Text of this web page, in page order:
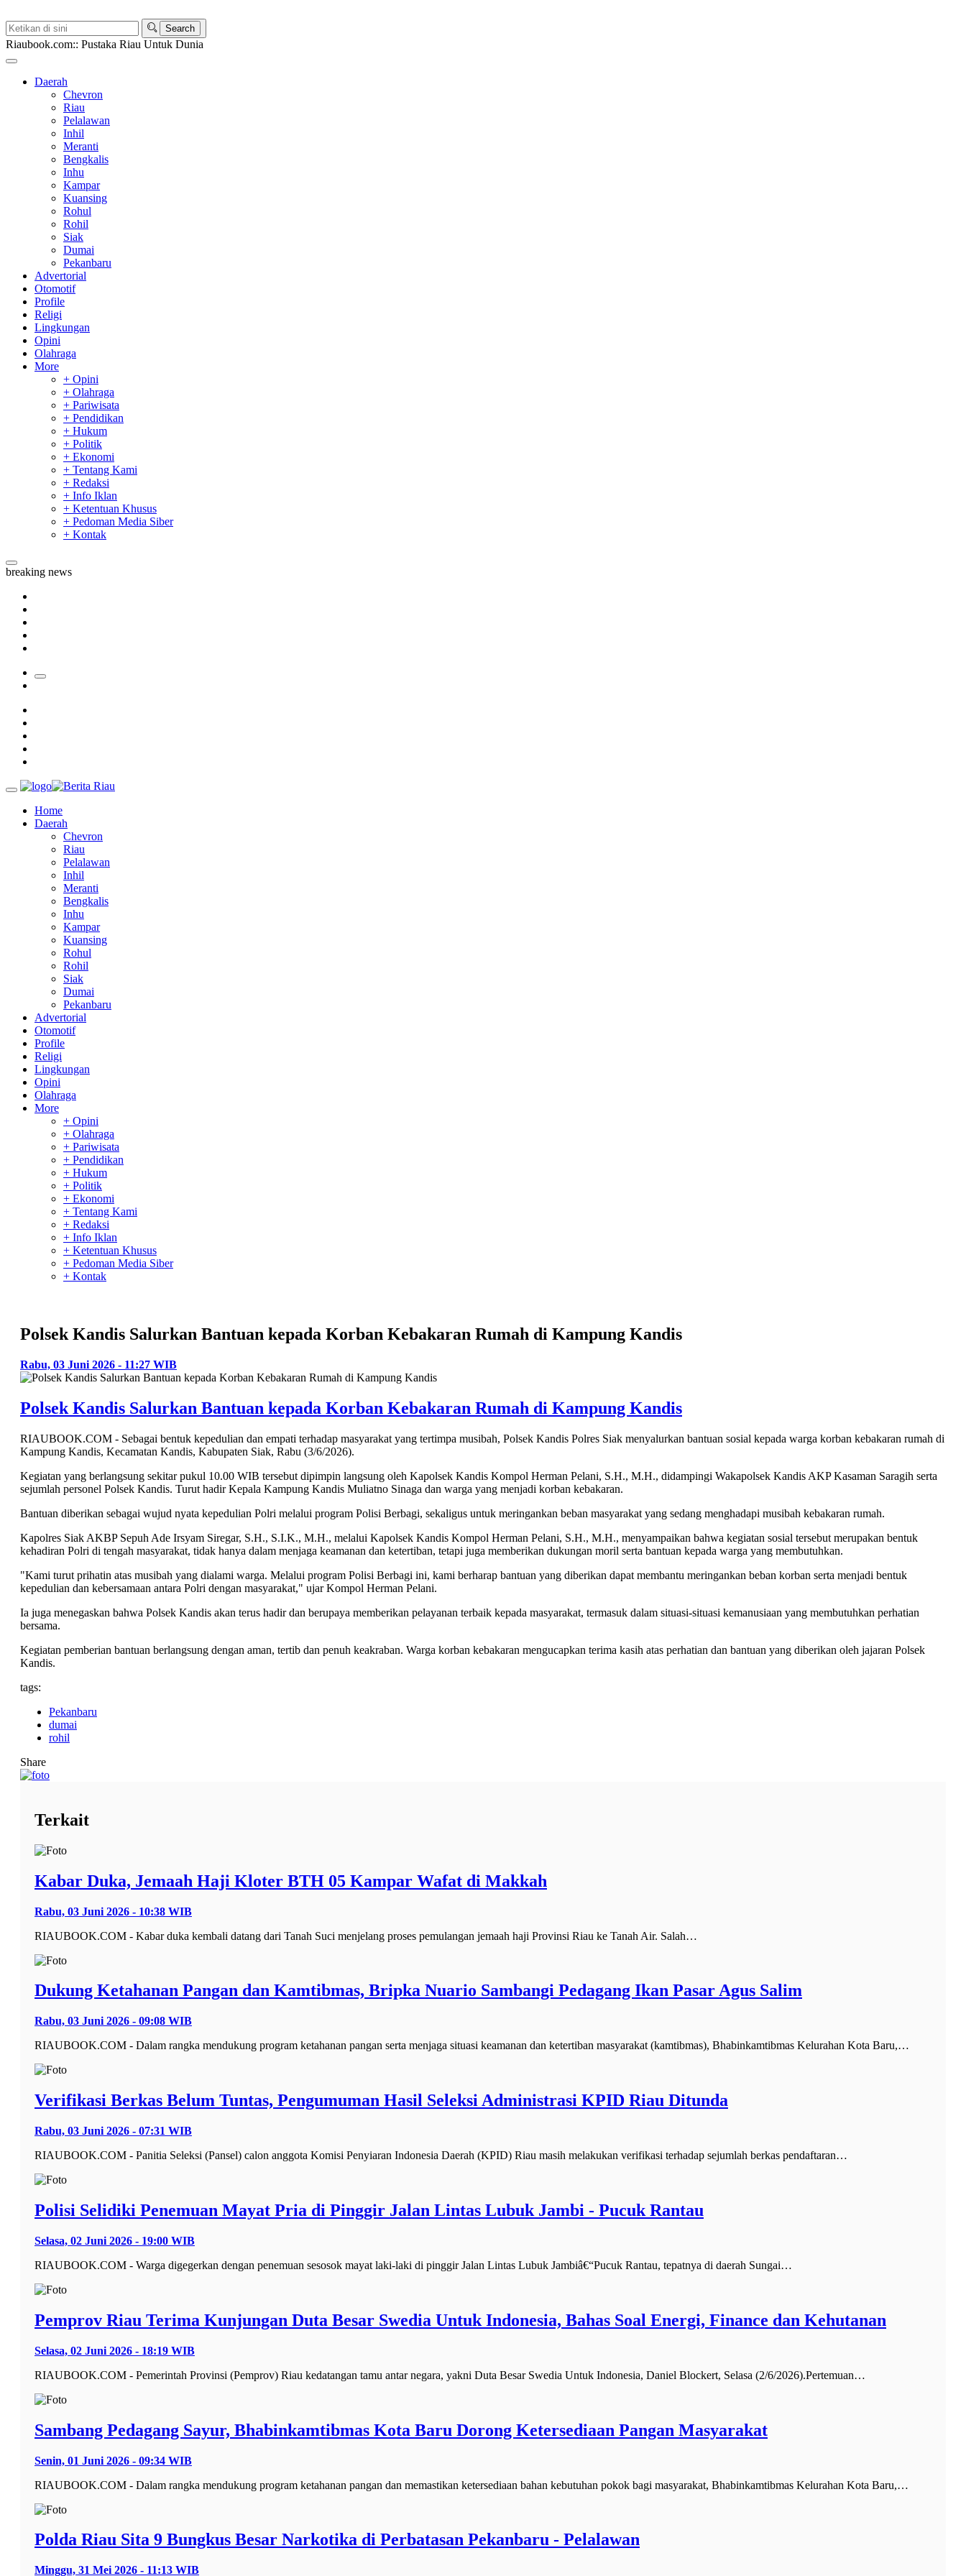
Riaubook.com:: Pustaka Riau Untuk Dunia
Daerah
Chevron
Riau
Pelalawan
Inhil
Meranti
Bengkalis
Inhu
Kampar
Kuansing
Rohul
Rohil
Siak
Dumai
Pekanbaru
Advertorial
Otomotif
Profile
Religi
Lingkungan
Opini
Olahraga
More
+ Opini
+ Olahraga
+ Pariwisata
+ Pendidikan
+ Hukum
+ Politik
+ Ekonomi
+ Tentang Kami
+ Redaksi
+ Info Iklan
+ Ketentuan Khusus
+ Pedoman Media Siber
+ Kontak
breaking news
Home
Daerah
Chevron
Riau
Pelalawan
Inhil
Meranti
Bengkalis
Inhu
Kampar
Kuansing
Rohul
Rohil
Siak
Dumai
Pekanbaru
Advertorial
Otomotif
Profile
Religi
Lingkungan
Opini
Olahraga
More
+ Opini
+ Olahraga
+ Pariwisata
+ Pendidikan
+ Hukum
+ Politik
+ Ekonomi
+ Tentang Kami
+ Redaksi
+ Info Iklan
+ Ketentuan Khusus
+ Pedoman Media Siber
+ Kontak
Polsek Kandis Salurkan Bantuan kepada Korban Kebakaran Rumah di Kampung Kandis
Rabu, 03 Juni 2026 - 11:27 WIB
Polsek Kandis Salurkan Bantuan kepada Korban Kebakaran Rumah di Kampung Kandis
RIAUBOOK.COM - Sebagai bentuk kepedulian dan empati terhadap masyarakat yang tertimpa musibah, Polsek Kandis Polres Siak menyalurkan bantuan sosial kepada warga korban kebakaran rumah di
Kampung Kandis, Kecamatan Kandis, Kabupaten Siak, Rabu (3/6/2026).
Kegiatan yang berlangsung sekitar pukul 10.00 WIB tersebut dipimpin langsung oleh Kapolsek Kandis Kompol Herman Pelani, S.H., M.H., didampingi Wakapolsek Kandis AKP Kasaman Saragih serta
sejumlah personel Polsek Kandis. Turut hadir Kepala Kampung Kandis Muliatno Sinaga dan warga yang menjadi korban kebakaran.
Bantuan diberikan sebagai wujud nyata kepedulian Polri melalui program Polisi Berbagi, sekaligus untuk meringankan beban masyarakat yang sedang menghadapi musibah kebakaran rumah.
Kapolres Siak AKBP Sepuh Ade Irsyam Siregar, S.H., S.I.K., M.H., melalui Kapolsek Kandis Kompol Herman Pelani, S.H., M.H., menyampaikan bahwa kegiatan sosial tersebut merupakan bentuk
kehadiran Polri di tengah masyarakat, tidak hanya dalam menjaga keamanan dan ketertiban, tetapi juga memberikan dukungan moril serta bantuan kepada warga yang membutuhkan.
"Kami turut prihatin atas musibah yang dialami warga. Melalui program Polisi Berbagi ini, kami berharap bantuan yang diberikan dapat membantu meringankan beban korban serta menjadi bentuk
kepedulian dan kebersamaan antara Polri dengan masyarakat," ujar Kompol Herman Pelani.
Ia juga menegaskan bahwa Polsek Kandis akan terus hadir dan berupaya memberikan pelayanan terbaik kepada masyarakat, termasuk dalam situasi-situasi kemanusiaan yang membutuhkan perhatian
bersama.
Kegiatan pemberian bantuan berlangsung dengan aman, tertib dan penuh keakraban. Warga korban kebakaran mengucapkan terima kasih atas perhatian dan bantuan yang diberikan oleh jajaran Polsek
Kandis.
tags:
Pekanbaru
dumai
rohil
Share
Terkait
Kabar Duka, Jemaah Haji Kloter BTH 05 Kampar Wafat di Makkah
Rabu, 03 Juni 2026 - 10:38 WIB
RIAUBOOK.COM - Kabar duka kembali datang dari Tanah Suci menjelang proses pemulangan jemaah haji Provinsi Riau ke Tanah Air. Salah…
Dukung Ketahanan Pangan dan Kamtibmas, Bripka Nuario Sambangi Pedagang Ikan Pasar Agus Salim
Rabu, 03 Juni 2026 - 09:08 WIB
RIAUBOOK.COM - Dalam rangka mendukung program ketahanan pangan serta menjaga situasi keamanan dan ketertiban masyarakat (kamtibmas), Bhabinkamtibmas Kelurahan Kota Baru,…
Verifikasi Berkas Belum Tuntas, Pengumuman Hasil Seleksi Administrasi KPID Riau Ditunda
Rabu, 03 Juni 2026 - 07:31 WIB
RIAUBOOK.COM - Panitia Seleksi (Pansel) calon anggota Komisi Penyiaran Indonesia Daerah (KPID) Riau masih melakukan verifikasi terhadap sejumlah berkas pendaftaran…
Polisi Selidiki Penemuan Mayat Pria di Pinggir Jalan Lintas Lubuk Jambi - Pucuk Rantau
Selasa, 02 Juni 2026 - 19:00 WIB
RIAUBOOK.COM - Warga digegerkan dengan penemuan sesosok mayat laki-laki di pinggir Jalan Lintas Lubuk Jambiâ€“Pucuk Rantau, tepatnya di daerah Sungai…
Pemprov Riau Terima Kunjungan Duta Besar Swedia Untuk Indonesia, Bahas Soal Energi, Finance dan Kehutanan
Selasa, 02 Juni 2026 - 18:19 WIB
RIAUBOOK.COM - Pemerintah Provinsi (Pemprov) Riau kedatangan tamu antar negara, yakni Duta Besar Swedia Untuk Indonesia, Daniel Blockert, Selasa (2/6/2026).Pertemuan…
Sambang Pedagang Sayur, Bhabinkamtibmas Kota Baru Dorong Ketersediaan Pangan Masyarakat
Senin, 01 Juni 2026 - 09:34 WIB
RIAUBOOK.COM - Dalam rangka mendukung program ketahanan pangan dan memastikan ketersediaan bahan kebutuhan pokok bagi masyarakat, Bhabinkamtibmas Kelurahan Kota Baru,…
Polda Riau Sita 9 Bungkus Besar Narkotika di Perbatasan Pekanbaru - Pelalawan
Minggu, 31 Mei 2026 - 11:13 WIB